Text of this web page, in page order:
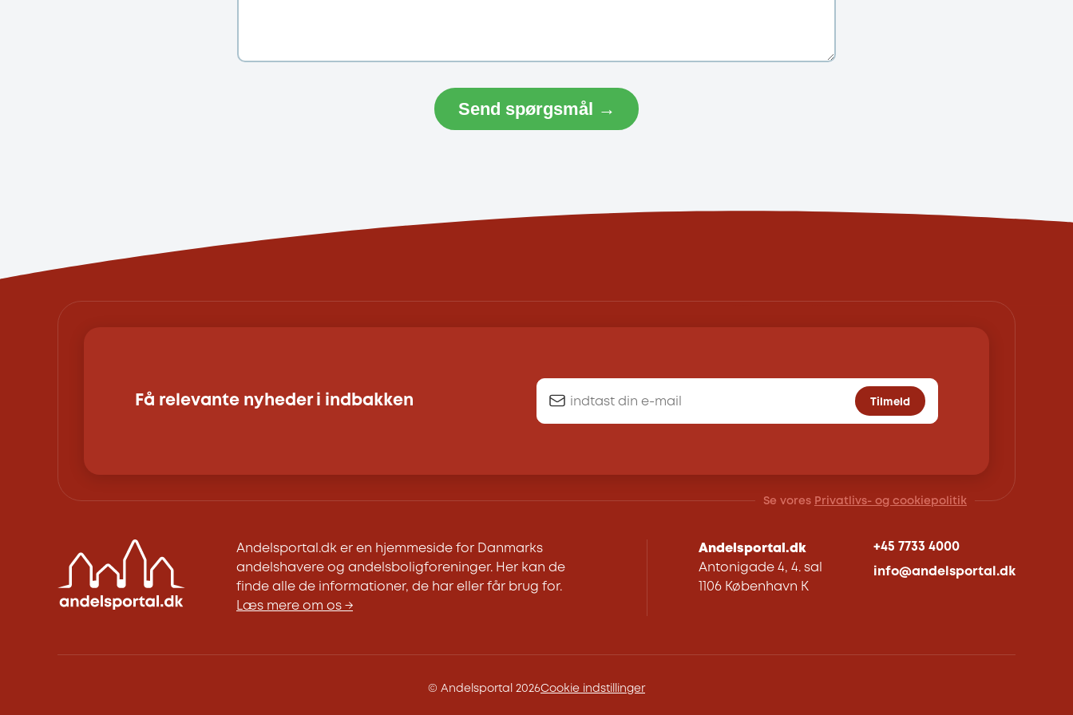
Send spørgsmål →
Få relevante nyheder i indbakken Tilmeld
Se vores Privatlivs- og cookiepolitik
Andelsportal.dk er en hjemmeside for Danmarks
andelshavere og andelsboligforeninger. Her kan de
finde alle de informationer, de har eller får brug for.
Læs mere om os →
Andelsportal.dk
Antonigade 4, 4. sal
1106 København K
+45 7733 4000
info@andelsportal.dk
© Andelsportal 2026Cookie indstillinger